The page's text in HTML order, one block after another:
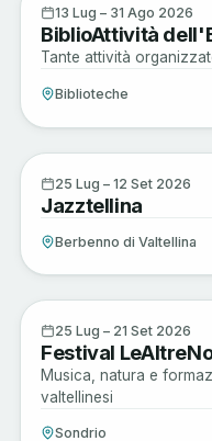
Musica e Spettacoli
13 Lug – 31 Ago 2026
BiblioAttività
Tante attività
Biblioteche
Musica e Spettacoli
25 Lug – 12 Set 2026
Jazztellina
Berbenno di Valtellina
Musica e Spettacoli
25 Lug – 21 Set 2026
Festival
Musica, natura e
valtellinesi
Sondrio